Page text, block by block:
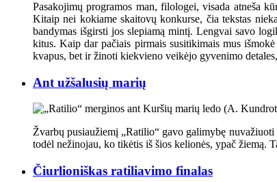
Pasakojimų programos man, filologei, visada atneša
Kitaip nei kokiame skaitovų konkurse, čia tekstas
bandymas išgirsti jos slepiamą mintį. Lengvai savo
kitus. Kaip dar pačiais pirmais susitikimais mus
kvapus, bet ir žinoti kiekvieno veikėjo gyvenimo
Ant užšalusių marių
Žvarbų pusiaužiemį „Ratilio“ gavo galimybę
todėl nežinojau, ko tikėtis iš šios kelionės, ypač žiemą.
Čiurlioniškas ratiliavimo finalas